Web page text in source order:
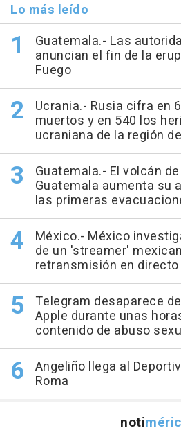
Lo más leído
Guatemala.- Las
anuncian el fin de la
Fuego
Ucrania.- Rusia cifra en
muertos y en 540 los
ucraniana de la región
Guatemala.- El volcán
Guatemala aumenta su
las primeras
México.- México
de un 'streamer'
retransmisión en directo
Telegram desaparece
Apple durante unas
contenido de abuso
Angeliño llega al
Roma
noti